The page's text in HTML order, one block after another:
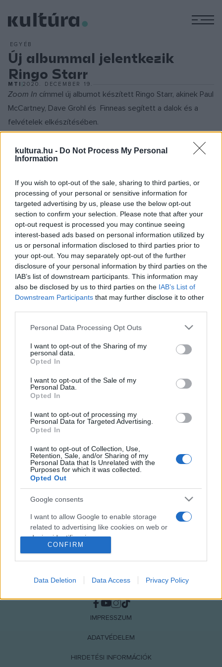
kultura.hu - Do Not Process My Personal
Information
If you wish to opt-out of the sale, sharing to third parties, or
processing of your personal or sensitive information for
targeted advertising by us, please use the below opt-out
section to confirm your selection. Please note that after your
opt-out request is processed you may continue seeing
interest-based ads based on personal information utilized by
us or personal information disclosed to third parties prior to
your opt-out. You may separately opt-out of the further
disclosure of your personal information by third parties on the
IAB’s list of downstream participants. This information may
also be disclosed by us to third parties on the IAB’s List of
Downstream Participants that may further disclose it to other
Please note that this website/app uses one or more Google
not limited to your visit or usage behaviour. You may click to
grant or deny consent to Google and its third-party tags to
use your data for below specified purposes in below Google
consent section.
Personal Data Processing Opt Outs
I want to opt-out of the Sharing of my
personal data.
Opted In
I want to opt-out of the Sale of my
Personal Data.
Opted In
I want to opt-out of processing my
Personal Data for Targeted Advertising.
Opted In
I want to opt-out of Collection, Use,
Retention, Sale, and/or Sharing of my
Personal Data that Is Unrelated with the
Purposes for which it was collected.
Opted Out
Google consents
I want to allow Google to enable storage
related to advertising like cookies on web or
device identifiers in apps.
personalized advertising.
I want to allow Google to enable storage
device identifiers in apps.
I want to allow Google to enable storage
CONFIRM
Data Deletion Data Access Privacy Policy
EGYÉB
Új albummal jelentkezik
Ringo Starr
MTI 2020. DECEMBER 19.
Zoom In címmel új albumot készített Ringo Starr, akinek Paul
McCartney, Dave Grohl és Finneas segített a dalok és a
felvételek elkészítésében.
Az egykori Beatles együttes dobosa otthonának
stúdiójában rögzítette az öt számot tartalmazó albumot a
koronavírus-járvány idején, április és október között. A
Universal kiadó fogja megjelentetni márciusban, ám Ringo
Starr a YouTube-on a héten bemutattaHere's To The Nights
című dalát, amelyet Diane Warren dalszerzővel írt.
Zenésztársa, Paul McCartney is új albummal jelentkezik
pénteken. A szintén karanténalbum teljes izoláltságban
született az ex-Beetle házi stúdiójában. AMcCartney III
című albumon a zenész játszik valamennyi hangszeren és
minden dalt ő ad elő. Néhány dala tükrözi a pandémia
optimizmusát is.
Nyitókép: Ringo Starr, kép forrása: russavia / Flickr
VILÁG
MEGOSZTÁS
IMPRESSZUM
ADATVÉDELEM
HIRDETÉSI INFORMÁCIÓK